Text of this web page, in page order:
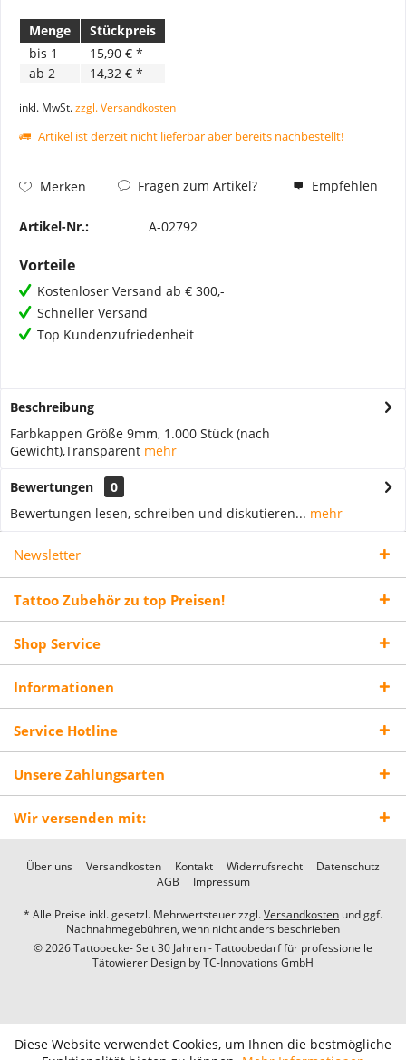
Menge
Stückpreis
bis 1
15,90 € *
ab 2 14,32 € *
inkl. MwSt.zzgl. Versandkosten
Artikel ist derzeit nicht lieferbar aber bereits nachbestellt!
Merken Fragen zum Artikel? Empfehlen
Artikel-Nr.: A-02792
Vorteile
Kostenloser Versand ab € 300,-
Schneller Versand
Top Kundenzufriedenheit
Beschreibung
Farbkappen Größe 9mm, 1.000 Stück (nach
Gewicht),Transparent mehr
Bewertungen
0
Bewertungen lesen, schreiben und diskutieren... mehr
Newsletter
Tattoo Zubehör zu top Preisen!
Shop Service
Informationen
Service Hotline
Unsere Zahlungsarten
Wir versenden mit:
Über uns Versandkosten Kontakt Widerrufsrecht
Datenschutz
AGB
Impressum
* Alle Preise inkl. gesetzl. Mehrwertsteuer zzgl.Versandkosten und ggf.
Nachnahmegebühren, wenn nicht anders beschrieben
© 2026 Tattooecke- Seit 30 Jahren - Tattoobedarf für professionelle
Tätowierer Design byTC-Innovations GmbH
Diese Website verwendet Cookies, um Ihnen die bestmögliche